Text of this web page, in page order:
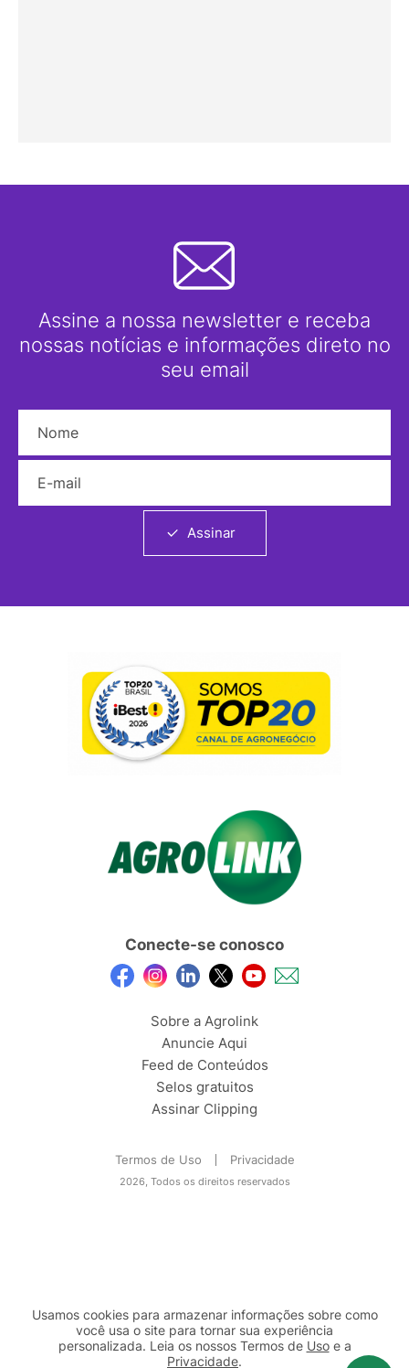
Assine a nossa newsletter e receba
nossas notícias e informações direto no
seu email
Assinar
Conecte-se conosco
Sobre a Agrolink
Anuncie Aqui
Feed de Conteúdos
Selos gratuitos
Assinar Clipping
Termos de Uso Privacidade
2026, Todos os direitos reservados
Usamos cookies para armazenar informações sobre como
você usa o site para tornar sua experiência
personalizada. Leia os nossos Termos de Usoe a
Privacidade.